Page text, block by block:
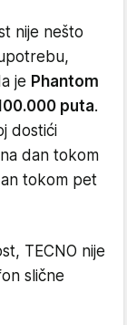
nije nešto
je Phantom
puta.
dostići
dan tokom
tokom pet
TECNO nije
slične